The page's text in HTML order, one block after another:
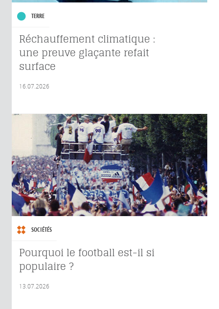
TERRE
Réchauffement climatique :
une preuve glaçante refait
surface
16.07.2026
SOCIÉTÉS
Pourquoi le football est-il si
populaire ?
13.07.2026